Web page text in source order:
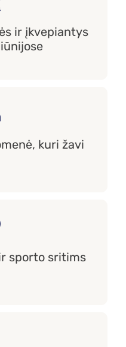
ir įkvepiantys
kuri žavi
sporto sritims